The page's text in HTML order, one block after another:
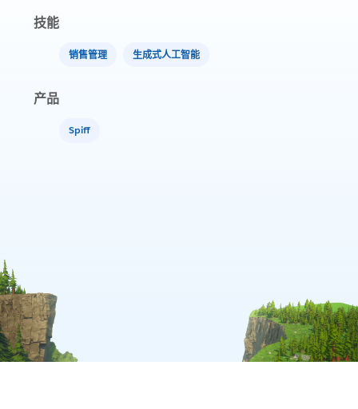
技能
销售管理 生成式人工智能
产品
Spiff